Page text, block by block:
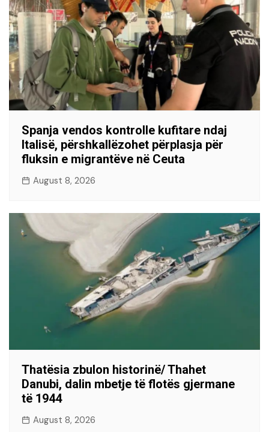
Spanja vendos kontrolle kufitare ndaj
Italisë, përshkallëzohet përplasja për
fluksin e migrantëve në Ceuta
August 8, 2026
Thatësia zbulon historinë/ Thahet
Danubi, dalin mbetje të flotës gjermane
të 1944
August 8, 2026